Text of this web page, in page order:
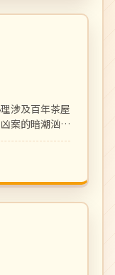
涉及百年茶屋
案的暗潮汹涌
108 分钟